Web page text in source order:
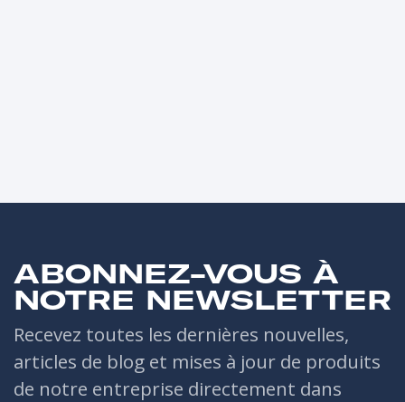
ABONNEZ-VOUS À
NOTRE NEWSLETTER
Recevez toutes les dernières nouvelles,
articles de blog et mises à jour de produits
de notre entreprise directement dans